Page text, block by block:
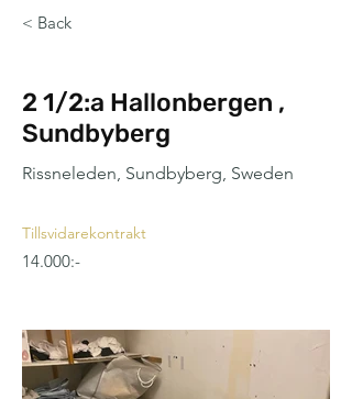
< Back
2 1/2:a Hallonbergen ,
Sundbyberg
Rissneleden, Sundbyberg, Sweden
Tillsvidarekontrakt
14.000:-